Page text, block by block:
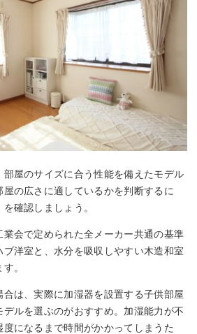
屋のサイズに合う性能を備えたモデル
の広さに適しているかを判断するに
確認しましょう。
会で定められた全メーカー共通の基準
洋室と、水分を吸収しやすい木造和室
。
は、実際に加湿器を設置する子供部屋
デルを選ぶのがおすすめ。加湿能力が不
になるまで時間がかかってしまうた